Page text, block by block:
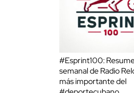
#Esprint100:
semanal de Radio
más importante del